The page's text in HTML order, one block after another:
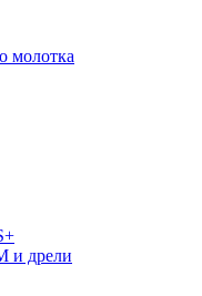
молотка
и дрели